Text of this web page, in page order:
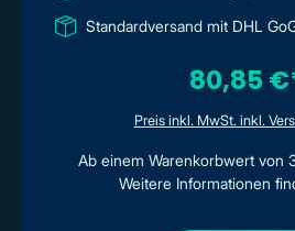
Standardversand mit DHL
80,85
Preis inkl. MwSt. inkl.
Ab einem Warenkorbwert von
Weitere Informationen